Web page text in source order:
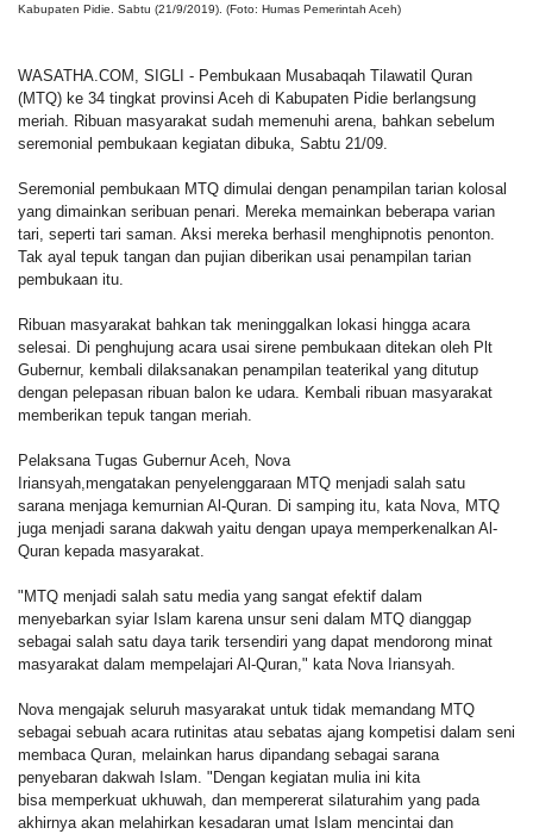
Kabupaten Pidie. Sabtu (21/9/2019). (Foto: Humas Pemerintah Aceh)
WASATHA.COM, SIGLI - Pembukaan Musabaqah Tilawatil Quran
(MTQ) ke 34 tingkat provinsi Aceh di Kabupaten Pidie berlangsung
meriah. Ribuan masyarakat sudah memenuhi arena, bahkan sebelum
seremonial pembukaan kegiatan dibuka, Sabtu 21/09.
Seremonial pembukaan MTQ dimulai dengan penampilan tarian kolosal
yang dimainkan seribuan penari. Mereka memainkan beberapa varian
tari, seperti tari saman. Aksi mereka berhasil menghipnotis penonton.
Tak ayal tepuk tangan dan pujian diberikan usai penampilan tarian
pembukaan itu.
Ribuan masyarakat bahkan tak meninggalkan lokasi hingga acara
selesai. Di penghujung acara usai sirene pembukaan ditekan oleh Plt
Gubernur, kembali dilaksanakan penampilan teaterikal yang ditutup
dengan pelepasan ribuan balon ke udara. Kembali ribuan masyarakat
memberikan tepuk tangan meriah.
Pelaksana Tugas Gubernur Aceh, Nova
Iriansyah,mengatakan penyelenggaraan MTQ menjadi salah satu
sarana menjaga kemurnian Al-Quran. Di samping itu, kata Nova, MTQ
juga menjadi sarana dakwah yaitu dengan upaya memperkenalkan Al-
Quran kepada masyarakat.
"MTQ menjadi salah satu media yang sangat efektif dalam
menyebarkan syiar Islam karena unsur seni dalam MTQ dianggap
sebagai salah satu daya tarik tersendiri yang dapat mendorong minat
masyarakat dalam mempelajari Al-Quran," kata Nova Iriansyah.
Nova mengajak seluruh masyarakat untuk tidak memandang MTQ
sebagai sebuah acara rutinitas atau sebatas ajang kompetisi dalam seni
membaca Quran, melainkan harus dipandang sebagai sarana
penyebaran dakwah Islam. "Dengan kegiatan mulia ini kita
bisa memperkuat ukhuwah, dan mempererat silaturahim yang pada
akhirnya akan melahirkan kesadaran umat Islam mencintai dan